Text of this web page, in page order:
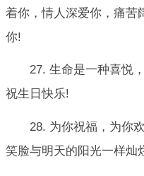
着你，情人深爱你，痛苦
你!
27. 生命是一种喜悦
祝生日快乐!
28. 为你祝福，为你
笑脸与明天的阳光一样灿